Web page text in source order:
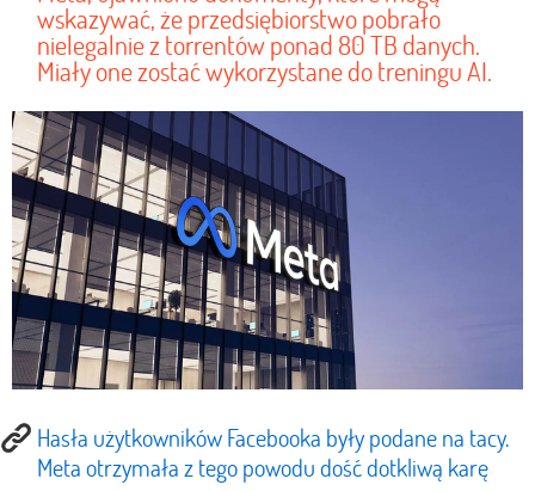
wskazywać, że przedsiębiorstwo pobrało
nielegalnie z torrentów ponad 80 TB danych.
Miały one zostać wykorzystane do treningu AI.
Hasła użytkowników Facebooka były podane na tacy.
Meta otrzymała z tego powodu dość dotkliwą karę